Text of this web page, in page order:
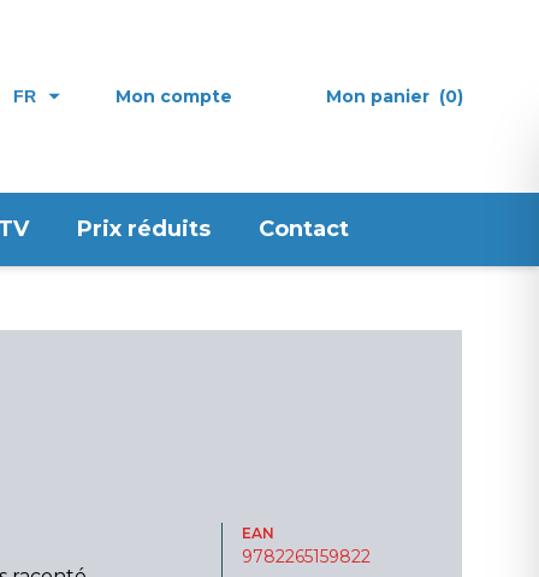
FR Mon compte Mon panier (0)
Prix réduits Contact
EAN
9782265159822